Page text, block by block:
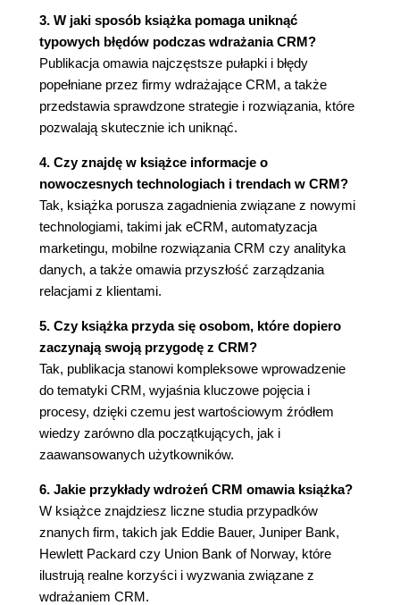
Obsługa klientów - podsumowanie (74)
Studium przypadku: Juniper Bank (78)
Co osiągnęli (78)
Wyzwania (79)
Wskazówka (79)
Złota myśl (80)
Rozdział 4. Automatyzacja pracy personelu
zajmującego się sprzedażą (83)
Automatyzacja pracy handlowców: kołyska CRM
(84)
Dzisiejsze SFA (86)
Zarządzanie procesami/działaniami
Zarządzanie sprzedażą i regionami (88)
Zarządzanie kontaktami (89)
Zarządzanie okazjami (90)
Wspomaganie konfiguracji (91)
Zarządzanie wiedzą (92)
SFA i mobilny CRM (93)
Od architektury klient-serwer do sieci (93)
SFA staje się mobilne (94)
Automatyzacja zadań pracowników terenowych
(97)
SFA - podsumowanie (99)
Studium przypadku: Hewlett Packard (101)
Co osiągnęli (102)
3. W jaki sposób książka pomaga uniknąć
typowych błędów podczas wdrażania CRM?
Publikacja omawia najczęstsze pułapki i błędy
popełniane przez firmy wdrażające CRM, a także
przedstawia sprawdzone strategie i rozwiązania, które
pozwalają skutecznie ich uniknąć.
4. Czy znajdę w książce informacje o
nowoczesnych technologiach i trendach w CRM?
Tak, książka porusza zagadnienia związane z nowymi
technologiami, takimi jak eCRM, automatyzacja
marketingu, mobilne rozwiązania CRM czy analityka
danych, a także omawia przyszłość zarządzania
relacjami z klientami.
5. Czy książka przyda się osobom, które dopiero
zaczynają swoją przygodę z CRM?
Tak, publikacja stanowi kompleksowe wprowadzenie
do tematyki CRM, wyjaśnia kluczowe pojęcia i
procesy, dzięki czemu jest wartościowym źródłem
wiedzy zarówno dla początkujących, jak i
zaawansowanych użytkowników.
6. Jakie przykłady wdrożeń CRM omawia książka?
W książce znajdziesz liczne studia przypadków
znanych firm, takich jak Eddie Bauer, Juniper Bank,
Hewlett Packard czy Union Bank of Norway, które
ilustrują realne korzyści i wyzwania związane z
wdrażaniem CRM.